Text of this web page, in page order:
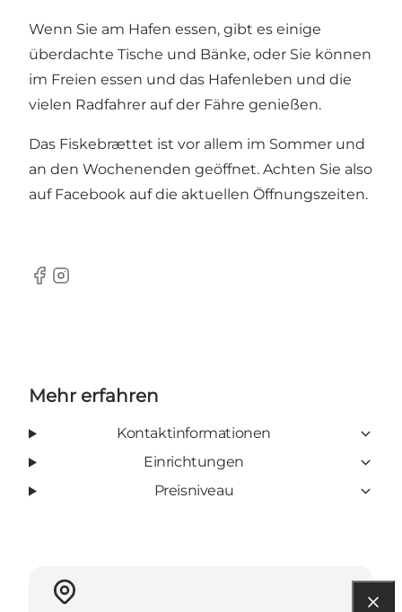
Wenn Sie am Hafen essen, gibt es einige
überdachte Tische und Bänke, oder Sie können
im Freien essen und das Hafenleben und die
vielen Radfahrer auf der Fähre genießen.
Das Fiskebrættet ist vor allem im Sommer und
an den Wochenenden geöffnet. Achten Sie also
auf Facebook auf die aktuellen Öffnungszeiten.
Facebook
Instagram
Mehr erfahren
Kontaktinformationen
Einrichtungen
Preisniveau